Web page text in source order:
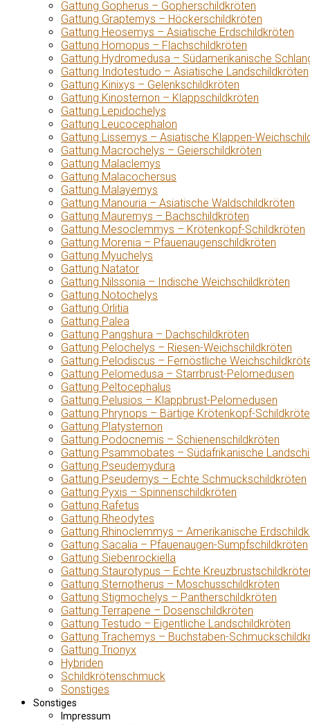
Gattung Gopherus – Gopherschildkröten
Gattung Graptemys – Höckerschildkröten
Gattung Heosemys – Asiatische Erdschildkröten
Gattung Homopus – Flachschildkröten
Gattung Hydromedusa – Südamerikanische
Gattung Indotestudo – Asiatische Landschildkröten
Gattung Kinixys – Gelenkschildkröten
Gattung Kinosternon – Klappschildkröten
Gattung Lepidochelys
Gattung Leucocephalon
Gattung Lissemys – Asiatische Klappen-
Gattung Macrochelys – Geierschildkröten
Gattung Malaclemys
Gattung Malacochersus
Gattung Malayemys
Gattung Manouria – Asiatische Waldschildkröten
Gattung Mauremys – Bachschildkröten
Gattung Mesoclemmys – Krötenkopf-Schildkröten
Gattung Morenia – Pfauenaugenschildkröten
Gattung Myuchelys
Gattung Natator
Gattung Nilssonia – Indische Weichschildkröten
Gattung Notochelys
Gattung Orlitia
Gattung Palea
Gattung Pangshura – Dachschildkröten
Gattung Pelochelys – Riesen-Weichschildkröten
Gattung Pelodiscus – Fernöstliche
Gattung Pelomedusa – Starrbrust-Pelomedusen
Gattung Peltocephalus
Gattung Pelusios – Klappbrust-Pelomedusen
Gattung Phrynops – Bärtige Krötenkopf-
Gattung Platysternon
Gattung Podocnemis – Schienenschildkröten
Gattung Psammobates – Südafrikanische
Gattung Pseudemydura
Gattung Pseudemys – Echte Schmuckschildkröten
Gattung Pyxis – Spinnenschildkröten
Gattung Rafetus
Gattung Rheodytes
Gattung Rhinoclemmys – Amerikanische
Gattung Sacalia – Pfauenaugen-Sumpfschildkröten
Gattung Siebenrockiella
Gattung Staurotypus – Echte
Gattung Sternotherus – Moschusschildkröten
Gattung Stigmochelys – Pantherschildkröten
Gattung Terrapene – Dosenschildkröten
Gattung Testudo – Eigentliche Landschildkröten
Gattung Trachemys – Buchstaben-
Gattung Trionyx
Hybriden
Schildkrötenschmuck
Sonstiges
Sonstiges
Impressum